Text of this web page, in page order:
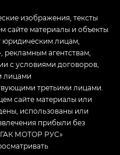
изображения, тексты
сайте материалы и объекты
лицам,
агентствам,
с условиями договоров,
лицами
третьими лицами.
сайте материалы или
использованы или
прибыли без
МОТОР РУС»